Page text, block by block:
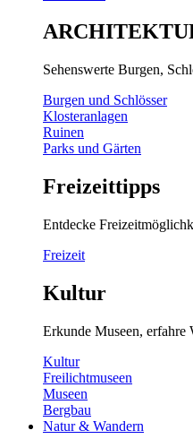
Sehenswerte Burgen,
Burgen und Schlösser
Klosteranlagen
Ruinen
Parks und Gärten
Freizeittipps
Entdecke
Freizeit
Kultur
Erkunde Museen, erfahre
Kultur
Freilichtmuseen
Museen
Bergbau
Natur & Wandern